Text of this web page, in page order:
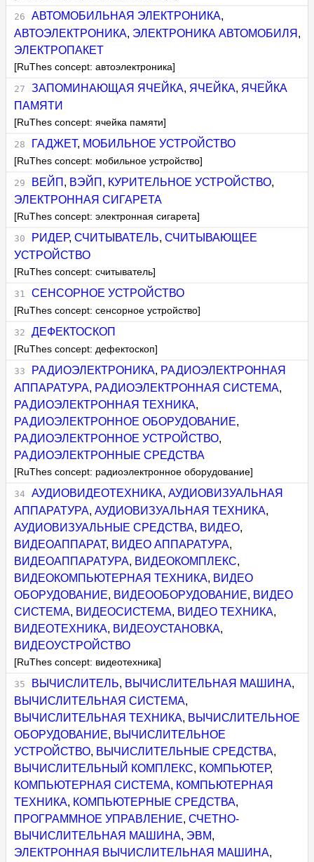
АВТОМОБИЛЬНАЯ ЭЛЕКТРОНИКА,
АВТОЭЛЕКТРОНИКА, ЭЛЕКТРОНИКА АВТОМОБИЛЯ ,
ЭЛЕКТРОПАКЕТ
[RuThes concept: автоэлектроника]
ЗАПОМИНАЮЩАЯ ЯЧЕЙКА, ЯЧЕЙКА, ЯЧЕЙКА
ПАМЯТИ
[RuThes concept: ячейка памяти]
ГАДЖЕТ, МОБИЛЬНОЕ УСТРОЙСТВО
[RuThes concept: мобильное устройство]
ВЕЙП , ВЭЙП , КУРИТЕЛЬНОЕ УСТРОЙСТВО,
ЭЛЕКТРОННАЯ СИГАРЕТА
[RuThes concept: электронная сигарета]
РИДЕР, СЧИТЫВАТЕЛЬ, СЧИТЫВАЮЩЕЕ
УСТРОЙСТВО
[RuThes concept: считыватель]
СЕНСОРНОЕ УСТРОЙСТВО
[RuThes concept: сенсорное устройство]
ДЕФЕКТОСКОП
[RuThes concept: дефектоскоп]
РАДИОЭЛЕКТРОНИКА, РАДИОЭЛЕКТРОННАЯ
АППАРАТУРА, РАДИОЭЛЕКТРОННАЯ СИСТЕМА,
РАДИОЭЛЕКТРОННАЯ ТЕХНИКА,
РАДИОЭЛЕКТРОННОЕ ОБОРУДОВАНИЕ,
РАДИОЭЛЕКТРОННОЕ УСТРОЙСТВО,
РАДИОЭЛЕКТРОННЫЕ СРЕДСТВА
[RuThes concept: радиоэлектронное оборудование]
АУДИОВИДЕОТЕХНИКА, АУДИОВИЗУАЛЬНАЯ
АППАРАТУРА,АУДИОВИЗУАЛЬНАЯ ТЕХНИКА,
АУДИОВИЗУАЛЬНЫЕ СРЕДСТВА, ВИДЕО,
ВИДЕОАППАРАТ, ВИДЕО АППАРАТУРА,
ВИДЕОАППАРАТУРА, ВИДЕОКОМПЛЕКС,
ВИДЕОКОМПЬЮТЕРНАЯ ТЕХНИКА, ВИДЕО
ОБОРУДОВАНИЕ, ВИДЕООБОРУДОВАНИЕ, ВИДЕО
СИСТЕМА, ВИДЕОСИСТЕМА, ВИДЕО ТЕХНИКА,
ВИДЕОТЕХНИКА, ВИДЕОУСТАНОВКА,
ВИДЕОУСТРОЙСТВО
[RuThes concept: видеотехника]
ВЫЧИСЛИТЕЛЬ, ВЫЧИСЛИТЕЛЬНАЯ МАШИНА,
ВЫЧИСЛИТЕЛЬНАЯ СИСТЕМА,
ВЫЧИСЛИТЕЛЬНАЯ ТЕХНИКА, ВЫЧИСЛИТЕЛЬНОЕ
ОБОРУДОВАНИЕ, ВЫЧИСЛИТЕЛЬНОЕ
УСТРОЙСТВО, ВЫЧИСЛИТЕЛЬНЫЕ СРЕДСТВА,
ВЫЧИСЛИТЕЛЬНЫЙ КОМПЛЕКС, КОМПЬЮТЕР,
КОМПЬЮТЕРНАЯ СИСТЕМА, КОМПЬЮТЕРНАЯ
ТЕХНИКА, КОМПЬЮТЕРНЫЕ СРЕДСТВА,
ПРОГРАММНОЕ УПРАВЛЕНИЕ,СЧЕТНО-
ВЫЧИСЛИТЕЛЬНАЯ МАШИНА, ЭВМ,
ЭЛЕКТРОННАЯ ВЫЧИСЛИТЕЛЬНАЯ МАШИНА,